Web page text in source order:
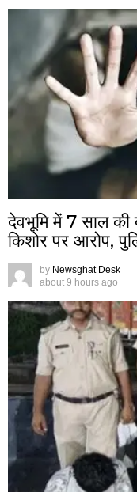
देवभूमि में 7 साल की
किशोर पर आरोप,
by Newsghat Desk
about 9 hours ago